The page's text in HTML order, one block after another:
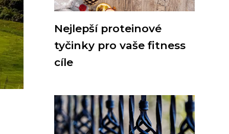
Nejlepší proteinové
tyčinky pro vaše fitness
cíle